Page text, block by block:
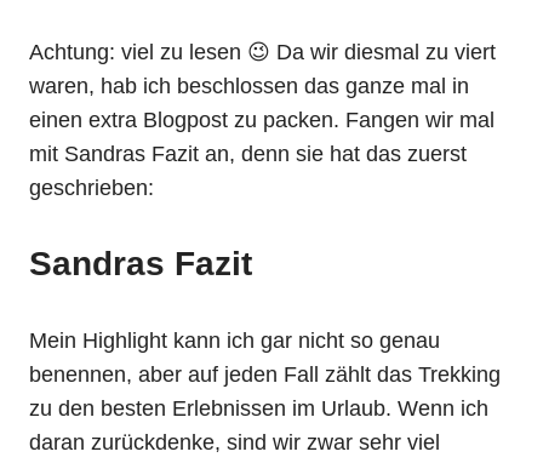
Achtung: viel zu lesen 😉 Da wir diesmal zu viert
waren, hab ich beschlossen das ganze mal in
einen extra Blogpost zu packen. Fangen wir mal
mit Sandras Fazit an, denn sie hat das zuerst
geschrieben:
Sandras Fazit
Mein Highlight kann ich gar nicht so genau
benennen, aber auf jeden Fall zählt das Trekking
zu den besten Erlebnissen im Urlaub. Wenn ich
daran zurückdenke, sind wir zwar sehr viel